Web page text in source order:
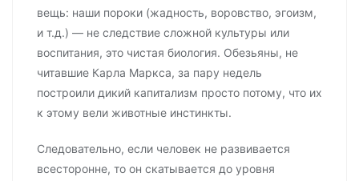
вещь: наши пороки (жадность, воровство, эгоизм,
и т.д.) — не следствие сложной культуры или
воспитания, это чистая биология. Обезьяны, не
читавшие Карла Маркса, за пару недель
построили дикий капитализм просто потому, что их
к этому вели животные инстинкты.
Следовательно, если человек не развивается
всесторонне, то он скатывается до уровня